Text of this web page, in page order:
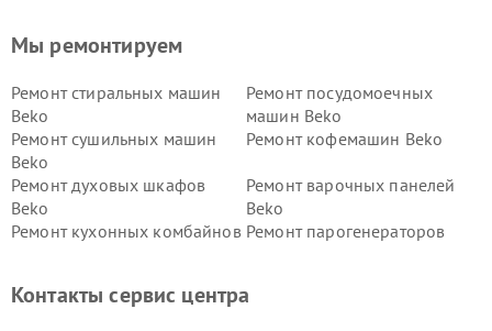
Мы ремонтируем
Ремонт стиральных машин
Beko
Ремонт посудомоечных
машин Beko
Ремонт сушильных машин
Beko
Ремонт кофемашин Beko
Ремонт духовых шкафов
Beko
Ремонт варочных панелей
Beko
Ремонт кухонных комбайнов Ремонт парогенераторов
Ремонт холодильников Beko Ремонт морозильных камер
Контакты сервис центра